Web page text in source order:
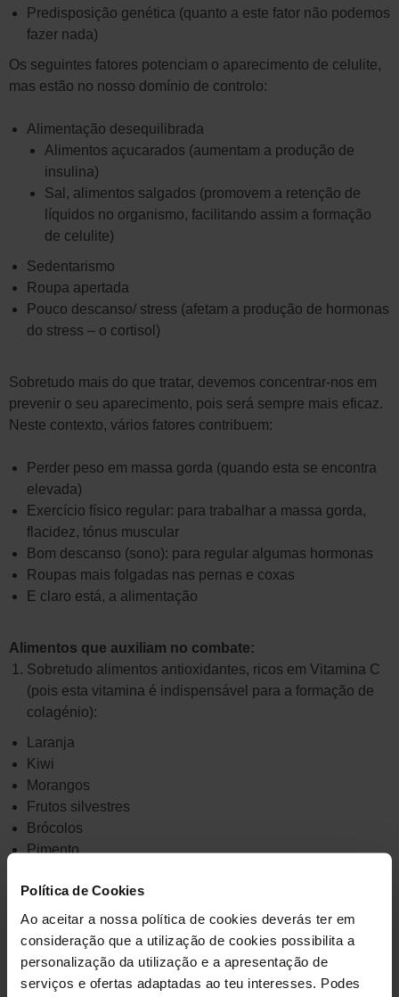
Política de Cookies
Ao aceitar a nossa política de cookies deverás ter em
consideração que a utilização de cookies possibilita a
personalização da utilização e a apresentação de
serviços e ofertas adaptadas ao teu interesses. Podes
Predisposição genética (quanto a este fator não podemos
fazer nada)
Os seguintes fatores potenciam o aparecimento de celulite,
mas estão no nosso domínio de controlo:
Alimentação desequilibrada
Alimentos açucarados (aumentam a produção de
insulina)
Sal, alimentos salgados (promovem a retenção de
líquidos no organismo, facilitando assim a formação
de celulite)
Sedentarismo
Roupa apertada
Pouco descanso/ stress (afetam a produção de hormonas
do stress – o cortisol)
Sobretudo mais do que tratar, devemos concentrar-nos em
prevenir o seu aparecimento, pois será sempre mais eficaz.
Neste contexto, vários fatores contribuem:
Perder peso em massa gorda (quando esta se encontra
elevada)
Exercício físico regular: para trabalhar a massa gorda,
flacidez, tónus muscular
Bom descanso (sono): para regular algumas hormonas
Roupas mais folgadas nas pernas e coxas
E claro está, a alimentação
Alimentos que auxiliam no combate:
Sobretudo alimentos antioxidantes, ricos em Vitamina C
(pois esta vitamina é indispensável para a formação de
colagénio):
Laranja
Kiwi
Morangos
Frutos silvestres
Brócolos
Pimento
Couve galega
Ervas aromáticas frescas
Alimentos anti-inflamatórios: